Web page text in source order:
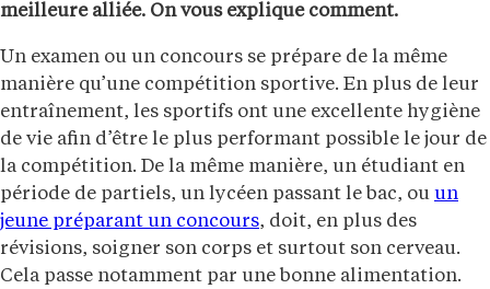
meilleure alliée. On vous explique comment.
Un examen ou un concours se prépare de la même
manière qu’une compétition sportive. En plus de leur
entraînement, les sportifs ont une excellente hygiène
de vie afin d’être le plus performant possible le jour de
la compétition. De la même manière, un étudiant en
période de partiels, un lycéen passant le bac, ou un
jeune préparant un concours, doit, en plus des
révisions, soigner son corps et surtout son cerveau.
Cela passe notamment par une bonne alimentation.